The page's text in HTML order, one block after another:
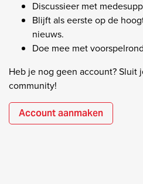
Discussieer met
Blijft als eerste op de
nieuws.
Doe mee met
Heb je nog geen account? Sluit
community!
Account aanmaken